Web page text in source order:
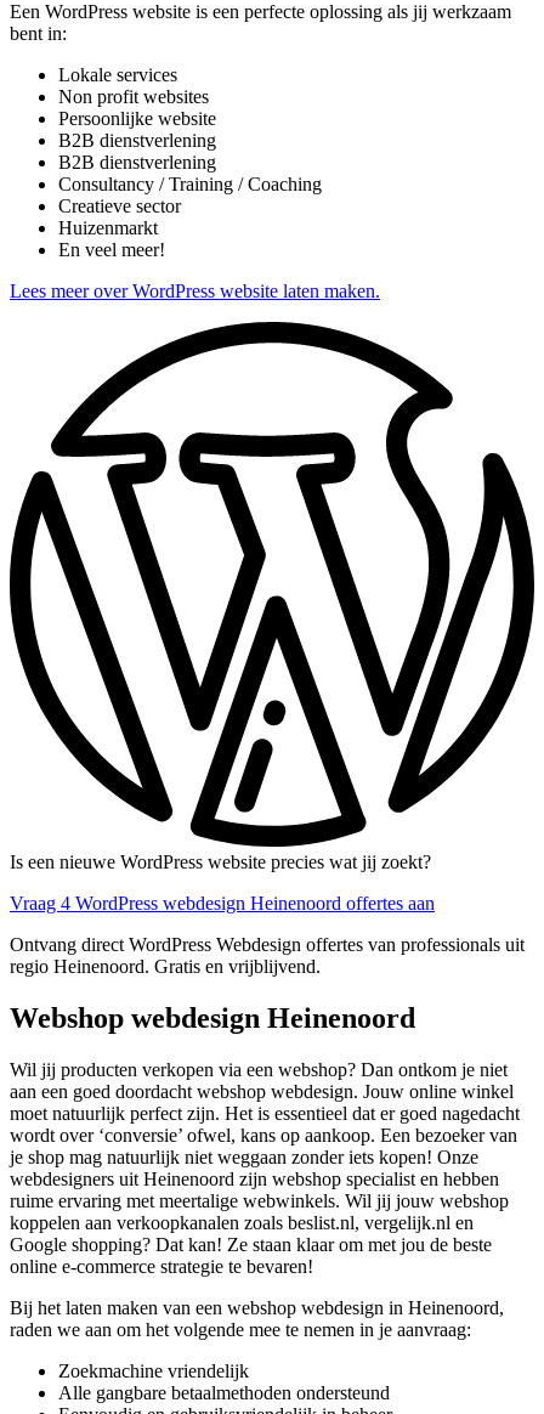
Een WordPress website is een perfecte oplossing als jij werkzaam
bent in:
Lokale services
Non profit websites
Persoonlijke website
B2B dienstverlening
B2B dienstverlening
Consultancy / Training / Coaching
Creatieve sector
Huizenmarkt
En veel meer!
Lees meer over WordPress website laten maken.
Is een nieuwe WordPress website precies wat jij zoekt?
Vraag 4 WordPress webdesign Heinenoord offertes aan
Ontvang direct WordPress Webdesign offertes van professionals uit
regio Heinenoord. Gratis en vrijblijvend.
Webshop webdesign Heinenoord
Wil jij producten verkopen via een webshop? Dan ontkom je niet
aan een goed doordacht webshop webdesign. Jouw online winkel
moet natuurlijk perfect zijn. Het is essentieel dat er goed nagedacht
wordt over ‘conversie’ ofwel, kans op aankoop. Een bezoeker van
je shop mag natuurlijk niet weggaan zonder iets kopen! Onze
webdesigners uit Heinenoord zijn webshop specialist en hebben
ruime ervaring met meertalige webwinkels. Wil jij jouw webshop
koppelen aan verkoopkanalen zoals beslist.nl, vergelijk.nl en
Google shopping? Dat kan! Ze staan klaar om met jou de beste
online e-commerce strategie te bevaren!
Bij het laten maken van een webshop webdesign in Heinenoord,
raden we aan om het volgende mee te nemen in je aanvraag:
Zoekmachine vriendelijk
Alle gangbare betaalmethoden ondersteund